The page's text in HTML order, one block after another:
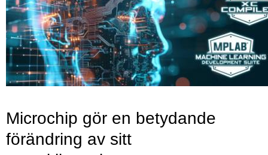
Microchip gör en betydande
förändring av sitt